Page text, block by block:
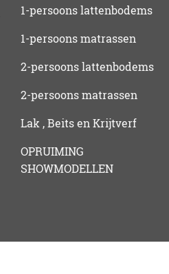
1-persoons lattenbodems
1-persoons matrassen
2-persoons lattenbodems
2-persoons matrassen
Lak , Beits en Krijtverf
OPRUIMING
SHOWMODELLEN